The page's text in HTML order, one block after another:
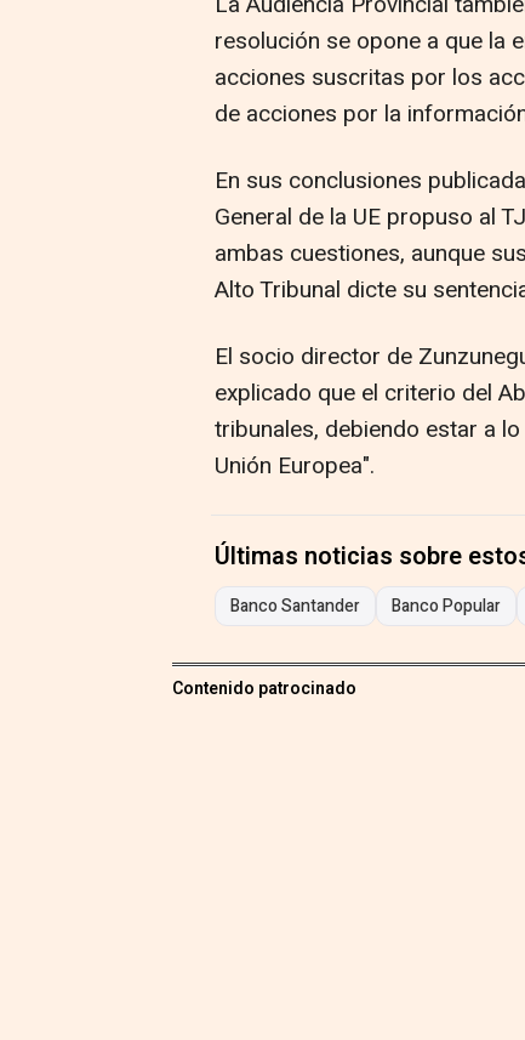
resolución se opone a que la
acciones suscritas por los
de acciones por la
En sus conclusiones
General de la UE propuso al
ambas cuestiones, aunque
Alto Tribunal dicte su
El socio director de
explicado que el criterio del
tribunales, debiendo estar a
Unión Europea".
Últimas noticias sobre
Banco Santander Banco Popular
Contenido patrocinado